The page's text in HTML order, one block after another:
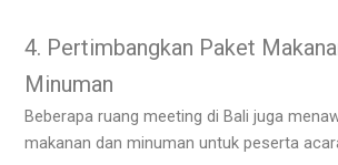
4. Pertimbangkan Paket
Minuman
Beberapa ruang meeting di Bali juga
makanan dan minuman untuk peserta